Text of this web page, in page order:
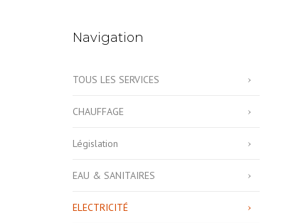
Navigation
TOUS LES SERVICES
CHAUFFAGE
Législation
EAU & SANITAIRES
ELECTRICITÉ